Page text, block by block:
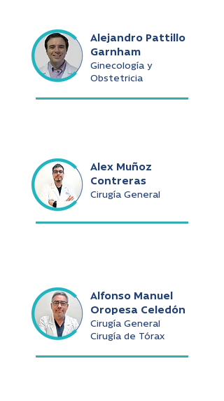
Alejandro Pattillo
Garnham
Ginecología y
Obstetricia
Alex Muñoz
Contreras
Cirugía General
Alfonso Manuel
Oropesa Celedón
Cirugía General
Cirugía de Tórax